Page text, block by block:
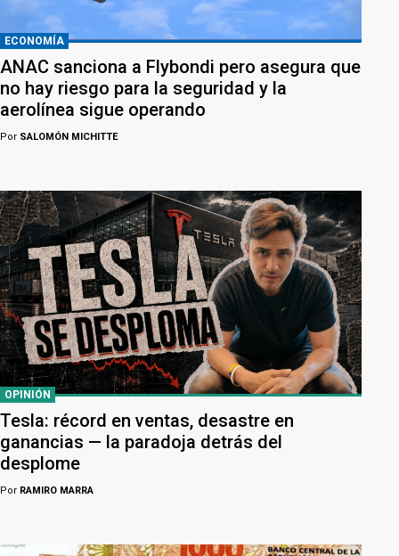
ECONOMÍA
ANAC sanciona a Flybondi pero asegura que
no hay riesgo para la seguridad y la
aerolínea sigue operando
Por SALOMÓN MICHITTE
OPINIÓN
Tesla: récord en ventas, desastre en
ganancias — la paradoja detrás del
desplome
Por RAMIRO MARRA